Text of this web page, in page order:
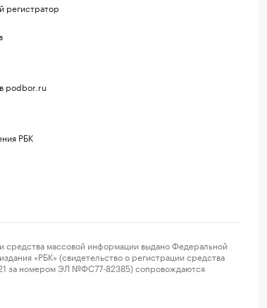
регистратор
podbor.ru
РБК
массовой информации выдано Федеральной
«РБК» (свидетельство о регистрации средства
за номером ЭЛ №ФС77-82385) сопровождаются